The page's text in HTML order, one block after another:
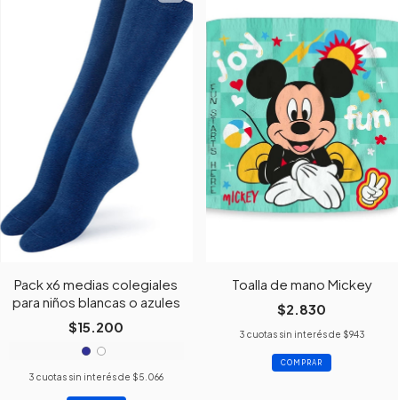
Pack x6 medias colegiales
para niños blancas o azules
$15.200
3 cuotas sin interés de $5.066
Toalla de mano Mickey
$2.830
3 cuotas sin interés de $943